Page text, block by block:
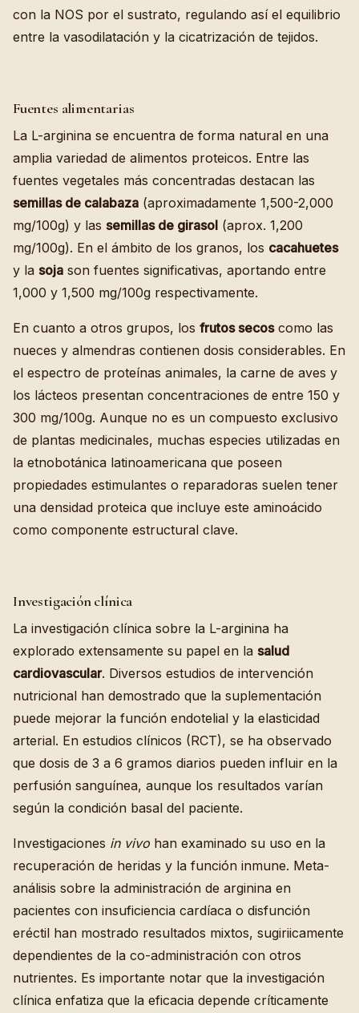
con la NOS por el sustrato, regulando así el equilibrio
entre la vasodilatación y la cicatrización de tejidos.
Fuentes alimentarias
La L-arginina se encuentra de forma natural en una
amplia variedad de alimentos proteicos. Entre las
fuentes vegetales más concentradas destacan las
semillas de calabaza (aproximadamente 1,500-2,000
mg/100g) y las semillas de girasol (aprox. 1,200
mg/100g). En el ámbito de los granos, los cacahuetes
y la soja son fuentes significativas, aportando entre
1,000 y 1,500 mg/100g respectivamente.
En cuanto a otros grupos, los frutos secoscomo las
nueces y almendras contienen dosis considerables. En
el espectro de proteínas animales, la carne de aves y
los lácteos presentan concentraciones de entre 150 y
300 mg/100g. Aunque no es un compuesto exclusivo
de plantas medicinales, muchas especies utilizadas en
la etnobotánica latinoamericana que poseen
propiedades estimulantes o reparadoras suelen tener
una densidad proteica que incluye este aminoácido
como componente estructural clave.
Investigación clínica
La investigación clínica sobre la L-arginina ha
explorado extensamente su papel en la salud
cardiovascular. Diversos estudios de intervención
nutricional han demostrado que la suplementación
puede mejorar la función endotelial y la elasticidad
arterial. En estudios clínicos (RCT), se ha observado
que dosis de 3 a 6 gramos diarios pueden influir en la
perfusión sanguínea, aunque los resultados varían
según la condición basal del paciente.
Investigaciones in vivo han examinado su uso en la
recuperación de heridas y la función inmune. Meta-
análisis sobre la administración de arginina en
pacientes con insuficiencia cardíaca o disfunción
eréctil han mostrado resultados mixtos, sugiriicamente
dependientes de la co-administración con otros
nutrientes. Es importante notar que la investigación
clínica enfatiza que la eficacia depende críticamente